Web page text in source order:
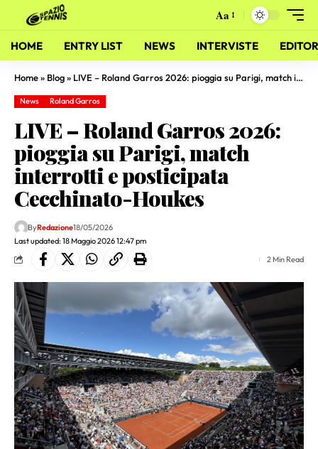
Aa
HOME ENTRY LIST NEWS INTERVISTE
Home» Blog» LIVE – Roland Garros 2026: pioggia su Parigi, match interrotti e posticipata Cecchinato-Houkes
News Roland Garros
LIVE – Roland Garros 2026:
pioggia su Parigi, match
interrotti e posticipata
Cecchinato-Houkes
Last updated: 18 Maggio 2026 12:47 pm
ByRedazione18/05/2026
2 Min Read